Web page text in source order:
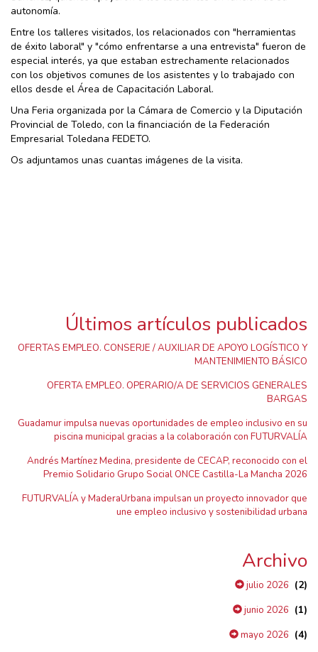
autonomía.
Entre los talleres visitados, los relacionados con "herramientas
de éxito laboral" y "cómo enfrentarse a una entrevista" fueron de
especial interés, ya que estaban estrechamente relacionados
con los objetivos comunes de los asistentes y lo trabajado con
ellos desde el Área de Capacitación Laboral.
Una Feria organizada por la Cámara de Comercio y la Diputación
Provincial de Toledo, con la financiación de la Federación
Empresarial Toledana FEDETO.
Os adjuntamos unas cuantas imágenes de la visita.
Últimos artículos publicados
OFERTAS EMPLEO. CONSERJE / AUXILIAR DE APOYO LOGÍSTICO Y
MANTENIMIENTO BÁSICO
OFERTA EMPLEO. OPERARIO/A DE SERVICIOS GENERALES
BARGAS
Guadamur impulsa nuevas oportunidades de empleo inclusivo en su
piscina municipal gracias a la colaboración con FUTURVALÍA
Andrés Martínez Medina, presidente de CECAP, reconocido con el
Premio Solidario Grupo Social ONCE Castilla-La Mancha 2026
FUTURVALÍA y MaderaUrbana impulsan un proyecto innovador que
une empleo inclusivo y sostenibilidad urbana
Archivo
julio 2026 (2)
junio 2026 (1)
mayo 2026 (4)